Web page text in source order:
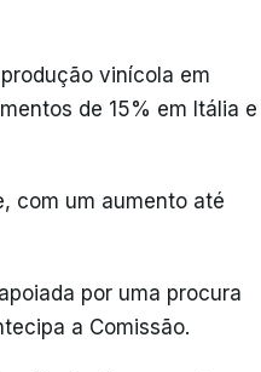
vinícola em
de 15% em Itália e
com um aumento até
por uma procura
a Comissão.